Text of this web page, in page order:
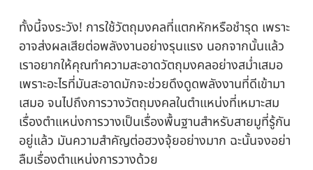
ทั้งนี้จงระวัง! การใช้วัตถุมงคลที่แตกหักหรือชำรุด เพราะ
อาจส่งผลเสียต่อพลังงานอย่างรุนแรง นอกจากนั้นแล้ว
เราอยากให้คุณทำความสะอาดวัตถุมงคลอย่างสม่ำเสมอ
เพราะอะไรที่มันสะอาดมักจะช่วยดึงดูดพลังงานที่ดีเข้ามา
เสมอ จนไปถึงการวางวัตถุมงคลในตำแหน่งที่เหมาะสม
เรื่องตำแหน่งการวางเป็นเรื่องพื้นฐานสำหรับสายมูที่รู้กัน
อยู่แล้ว มันความสำคัญต่อฮวงจุ้ยอย่างมาก ฉะนั้นจงอย่า
ลืมเรื่องตำแหน่งการวางด้วย